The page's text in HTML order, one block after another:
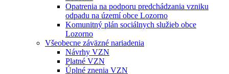
Opatrenia na podporu predchádzania vzniku
odpadu na území obce Lozorno
Komunitný plán sociálnych služieb obce
Lozorno
Všeobecne záväzné nariadenia
Návrhy VZN
Platné VZN
Úplné znenia VZN